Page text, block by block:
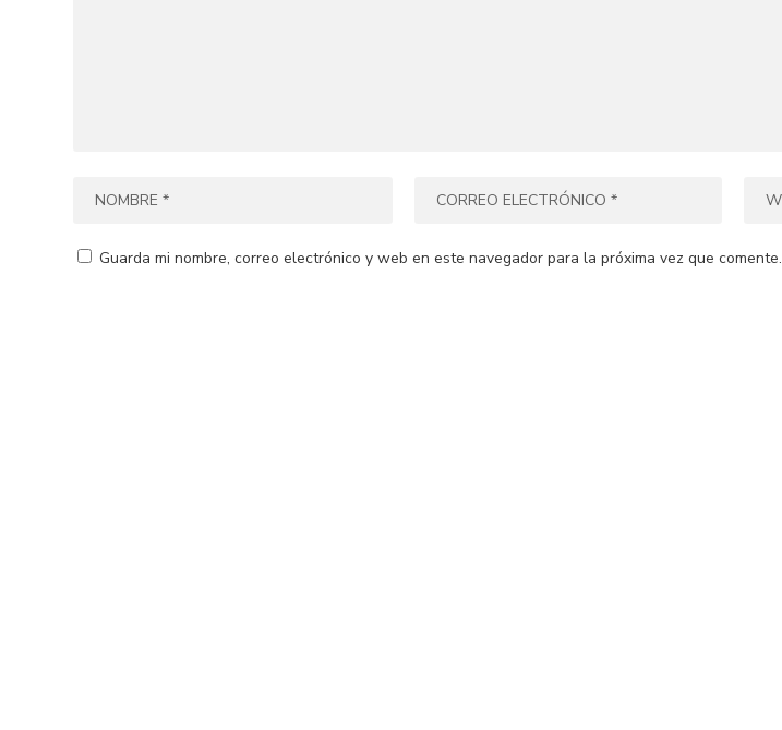
Guarda mi nombre, correo electrónico y web en este navegador para la próxima vez que comente.